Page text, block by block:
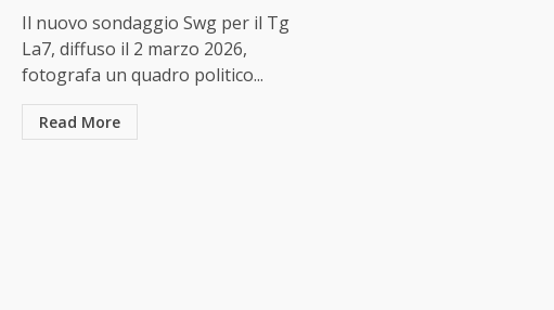
Il nuovo sondaggio Swg per il Tg
La7, diffuso il 2 marzo 2026,
fotografa un quadro politico...
Read More